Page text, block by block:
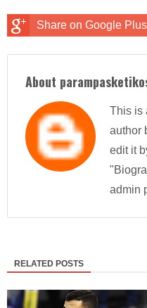
Share on Google Plus
About
This is
author
edit it
admin
RELATED POSTS